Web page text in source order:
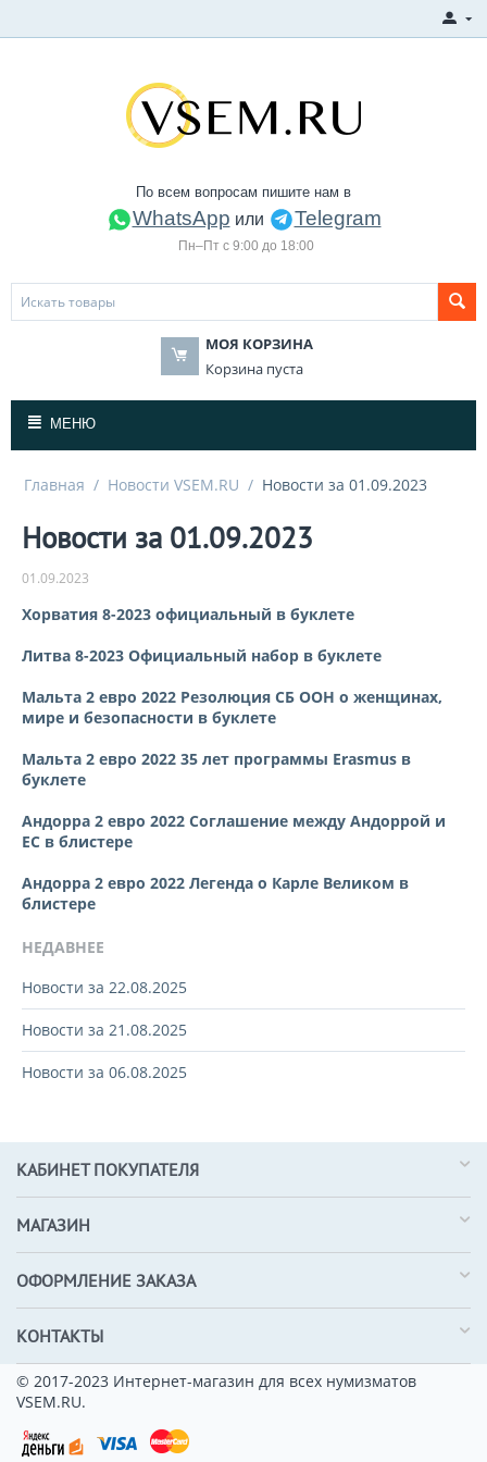
По всем вопросам пишите нам в
WhatsApp или Telegram
Пн–Пт с 9:00 до 18:00
МОЯ КОРЗИНА
Корзина пуста
МЕНЮ
Главная / Новости VSEM.RU / Новости за 01.09.2023
Новости за 01.09.2023
01.09.2023
Хорватия 8-2023 официальный в буклете
Литва 8-2023 Официальный набор в буклете
Мальта 2 евро 2022 Резолюция СБ ООН о женщинах,
мире и безопасности в буклете
Мальта 2 евро 2022 35 лет программы Erasmus в
буклете
Андорра 2 евро 2022 Соглашение между Андоррой и
ЕС в блистере
Андорра 2 евро 2022 Легенда о Карле Великом в
блистере
НЕДАВНЕЕ
Новости за 22.08.2025
Новости за 21.08.2025
Новости за 06.08.2025
КАБИНЕТ ПОКУПАТЕЛЯ
МАГАЗИН
ОФОРМЛЕНИЕ ЗАКАЗА
КОНТАКТЫ
© 2017-2023 Интернет-магазин для всех нумизматов
VSEM.RU.